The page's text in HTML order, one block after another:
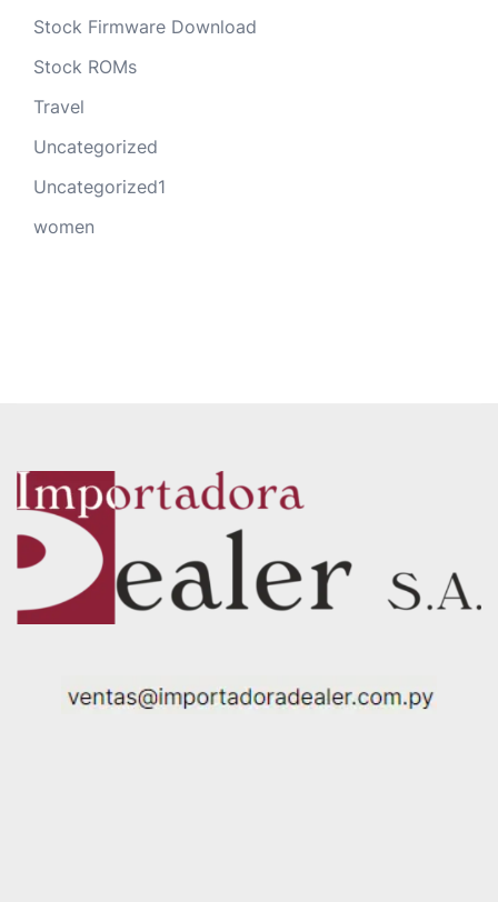
Stock Firmware Download
Stock ROMs
Travel
Uncategorized
Uncategorized1
women